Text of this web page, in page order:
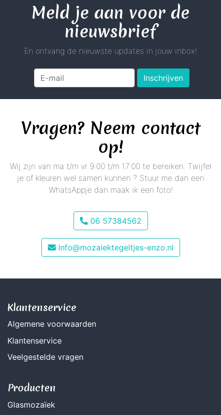
Meld je aan voor de
nieuwsbrief
En ontvang de nieuwste updates in jouw inbox!
Inschrijven
Vragen? Neem contact
op!
Wij zijn van ma t/m vr 9:00 t/m 17:00 te bereiken. Twijfel
je of kleuren wel samen kunnen ? Stuur me dan een
WhatsAppje dan maak ik een foto!
06 57384562
Info@mozaiektegeltjes-enzo.nl
Klantenservice
Algemene voorwaarden
Klantenservice
Veelgestelde vragen
Producten
Glasmozaïek